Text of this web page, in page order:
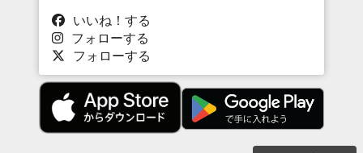
いいね！する
フォローする
フォローする